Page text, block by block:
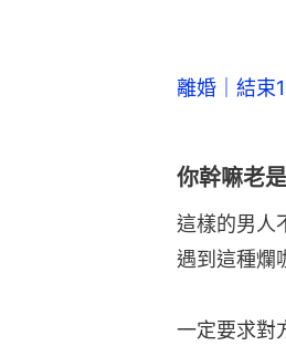
離婚｜結
你幹嘛老
這樣的男人
遇到這種爛
一定要求對